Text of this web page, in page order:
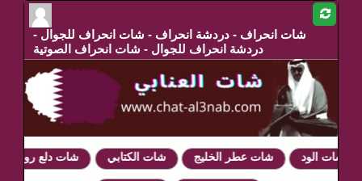
شات انحراف - دردشة انحراف - شات انحراف للجوال -
دردشة انحراف للجوال - شات انحراف الصوتية
شات دلع روحي شات الكتابي شات عطر الخليج شات الود